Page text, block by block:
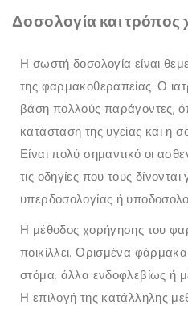
Δοσολογία και
Η σωστή δοσολογία είναι
της φαρμακοθεραπείας. Ο
βάση πολλούς παράγοντες,
κατάσταση της υγείας και η
Είναι πολύ σημαντικό οι
τις οδηγίες που τους
υπερδοσολογίας ή
Η μέθοδος χορήγησης του
ποικίλλει. Ορισμένα
στόμα, άλλα ενδοφλεβίως ή
Η επιλογή της κατάλληλης